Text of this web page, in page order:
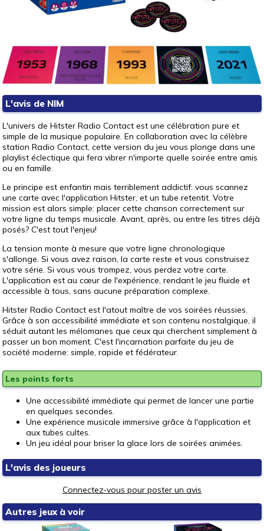
L'avis de NIM
L'univers de Hitster Radio Contact est une célébration pure et
simple de la musique populaire. En collaboration avec la célèbre
station Radio Contact, cette version du jeu vous plonge dans une
playlist éclectique qui fera vibrer n'importe quelle soirée entre amis
ou en famille.
Le principe est enfantin mais terriblement addictif: vous scannez
une carte avec l'application Hitster, et un tube retentit. Votre
mission est alors simple: placer cette chanson correctement sur
votre ligne du temps musicale. Avant, après, ou entre les titres déjà
posés? C'est tout l'enjeu!
La tension monte à mesure que votre ligne chronologique
s'allonge. Si vous avez raison, la carte reste et vous construisez
votre série. Si vous vous trompez, vous perdez votre carte.
L'application est au cœur de l'expérience, rendant le jeu fluide et
accessible à tous, sans aucune préparation complexe.
Hitster Radio Contact est l'atout maître de vos soirées réussies.
Grâce à son accessibilité immédiate et son contenu nostalgique, il
séduit autant les mélomanes que ceux qui cherchent simplement à
passer un bon moment. C'est l'incarnation parfaite du jeu de
société moderne: simple, rapide et fédérateur.
Les points forts
Une accessibilité immédiate qui permet de lancer une partie
en quelques secondes.
Une expérience musicale immersive grâce à l'application et
aux tubes cultes.
Un jeu idéal pour briser la glace lors de soirées animées.
L'avis des joueurs
Connectez-vous pour poster un avis
Autres jeux à voir